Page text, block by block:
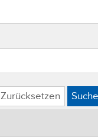
Zurücksetzen